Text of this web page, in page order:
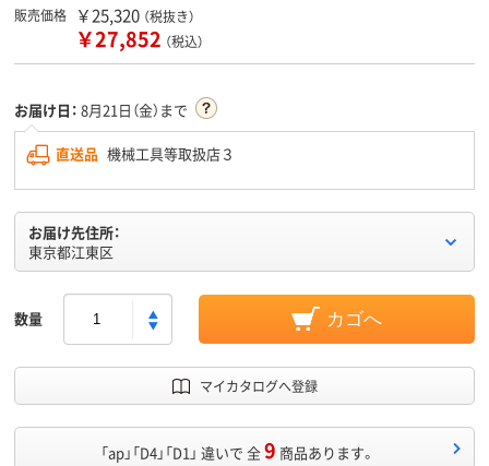
販売価格 ￥25,320 （税抜き）
￥27,852 （税込）
お届け日： 8月21日（金）まで
直送品 機械工具等取扱店３
お届け先住所：
東京都江東区
数量 カゴへ
マイカタログへ登録
「ap」「D4」「D1」 違いで 全9 商品あります。